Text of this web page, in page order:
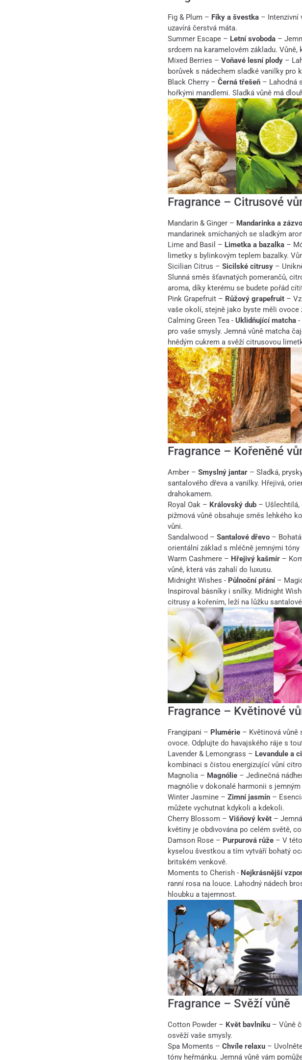
Fig & Plum – Fíky a švestka– Intenzivní
uzavírá čerstvá máta.
Summer Escape – Letní svoboda–
srdcem na karamelovém základu. Vůně,
Mixed Berries – Voňavé lesní plody–
borůvek s nádechem sladké vanilky pro
Black Cherry – Černá třešeň– Lahodná
hořkými mandlemi. Sladká vůně má
Fragrance – Citrusové
Mandarin & Ginger – Mandarinka a
mandarinek smíchaných se sladkým
Lime and Basil – Limetka a bazalka–
limetky s bylinkovým teplem bazalky.
Sicilian Citrus – Sicilské citrusy–
Slunná směs šťavnatých pomerančů,
aroma, díky kterému se budete pořád
Pink Grapefruit – Růžový grapefruit–
vaše okolí, stejně jako byste měli
Calming Green Tea - Uklidňující matcha -
pro vaše smysly. Jemná vůně matcha
hnědým cukrem a svěží citrusovou
Fragrance – Kořeněné
Amber – Smyslný jantar– Sladká,
santalového dřeva a vanilky. Hřejivá,
drahokamem.
Royal Oak – Královský dub– Ušlechtilá,
pižmová vůně obsahuje směs lehkého
vůni.
Sandalwood – Santalové dřevo– Bohatá
orientální základ s mléčně jemnými
Warm Cashmere – Hřejivý kašmír–
vůně, která vás zahalí do luxusu.
Midnight Wishes - Půlnoční přání–
Inspiroval básníky i snílky. Midnight
citrusy a kořením, leží na lůžku
Fragrance – Květinové
Frangipani – Plumérie– Květinová vůně
ovoce. Odplujte do havajského ráje s
Lavender & Lemongrass – Levandule a
kombinaci s čistou energizující vůní
Magnolia – Magnólie– Jedinečná
magnólie v dokonalé harmonii s
Winter Jasmine – Zimní jasmín–
můžete vychutnat kdykoli a kdekoli.
Cherry Blossom – Višňový květ–
květiny je obdivována po celém světě,
Damson Rose – Purpurová růže– V této
kyselou švestkou a tím vytváří bohatý
britském venkově.
Moments to Cherish - Nejkrásnější
ranní rosa na louce. Lahodný nádech
hloubku a tajemnost.
Fragrance – Svěží vůně
Cotton Powder – Květ bavlníku– Vůně
osvěží vaše smysly.
Spa Moments – Chvíle relaxu–
tóny heřmánku. Jemná vůně vám